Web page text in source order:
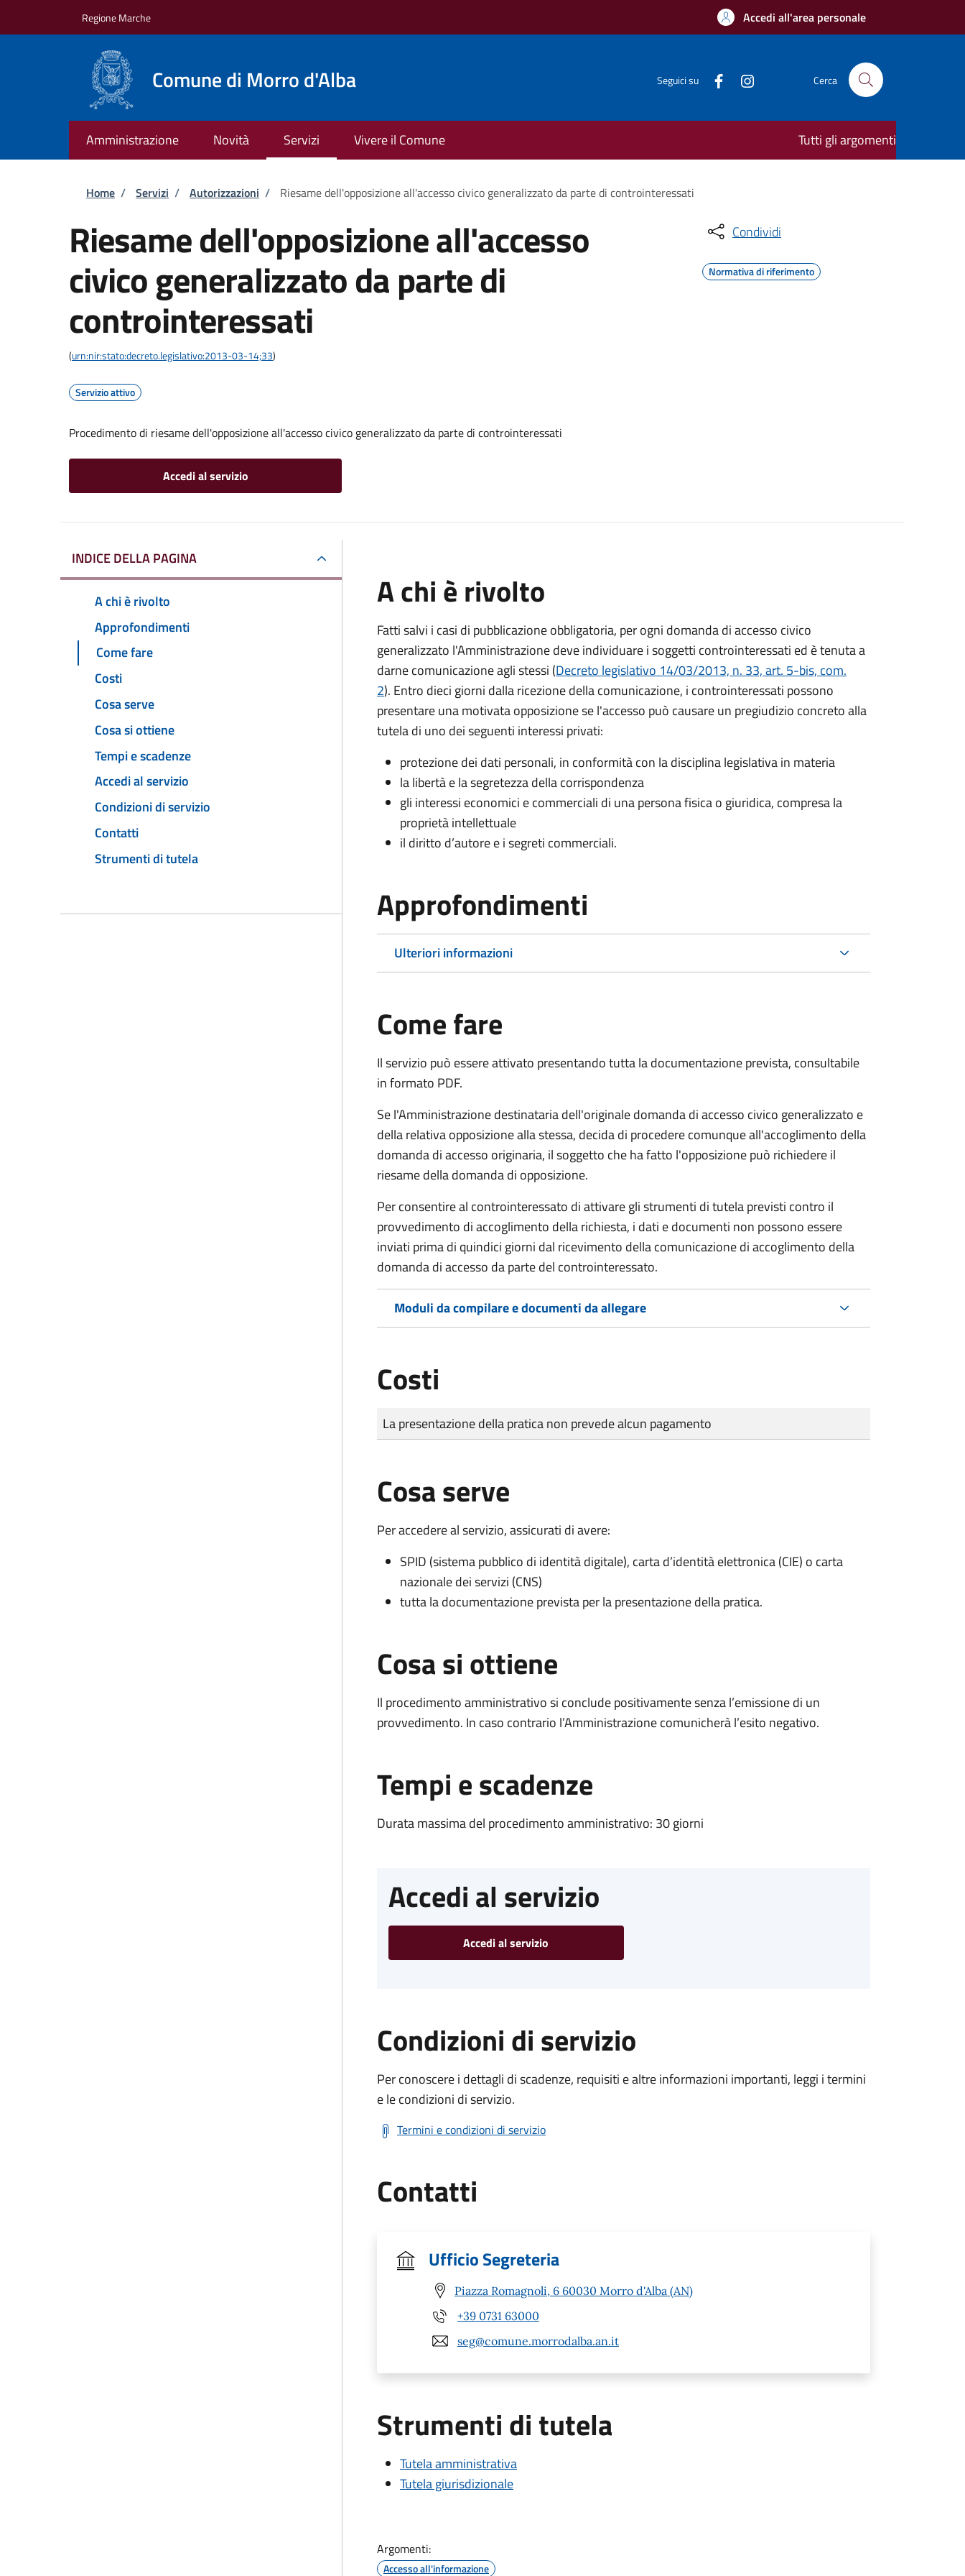
Regione Marche Accedi all'area personale
Comune di Morro d'Alba Seguici su Cerca
Amministrazione Novità Servizi Vivere il Comune Tutti gli argomenti
Briciole di pane
Home / Servizi / Autorizzazioni / Riesame dell'opposizione all'accesso civico generalizzato da parte di controinteressati
Riesame dell'opposizione all'accesso
civico generalizzato da parte di
controinteressati
(urn:nir:stato:decreto.legislativo:2013-03-14;33)
Servizio attivo
Procedimento di riesame dell'opposizione all'accesso civico generalizzato da parte di controinteressati
Accedi al servizio
Condividi
Normativa di riferimento
INDICE DELLA PAGINA
A chi è rivolto
Approfondimenti
Come fare
Costi
Cosa serve
Cosa si ottiene
Tempi e scadenze
Accedi al servizio
Condizioni di servizio
Contatti
Strumenti di tutela
A chi è rivolto
Fatti salvi i casi di pubblicazione obbligatoria, per ogni domanda di accesso civico
generalizzato l'Amministrazione deve individuare i soggetti controinteressati ed è tenuta a
darne comunicazione agli stessi (Decreto legislativo 14/03/2013, n. 33, art. 5-bis, com.
2). Entro dieci giorni dalla ricezione della comunicazione, i controinteressati possono
presentare una motivata opposizione se l'accesso può causare un pregiudizio concreto alla
tutela di uno dei seguenti interessi privati:
protezione dei dati personali, in conformità con la disciplina legislativa in materia
la libertà e la segretezza della corrispondenza
gli interessi economici e commerciali di una persona fisica o giuridica, compresa la
proprietà intellettuale
il diritto d’autore e i segreti commerciali.
Approfondimenti
Ulteriori informazioni
Come fare
Il servizio può essere attivato presentando tutta la documentazione prevista, consultabile
in formato PDF.
Se l'Amministrazione destinataria dell'originale domanda di accesso civico generalizzato e
della relativa opposizione alla stessa, decida di procedere comunque all'accoglimento della
domanda di accesso originaria, il soggetto che ha fatto l'opposizione può richiedere il
riesame della domanda di opposizione.
Per consentire al controinteressato di attivare gli strumenti di tutela previsti contro il
provvedimento di accoglimento della richiesta, i dati e documenti non possono essere
inviati prima di quindici giorni dal ricevimento della comunicazione di accoglimento della
domanda di accesso da parte del controinteressato.
Moduli da compilare e documenti da allegare
Costi
Tipo di pagamento
Importo
La presentazione della pratica non prevede alcun pagamento
Cosa serve
Per accedere al servizio, assicurati di avere:
SPID (sistema pubblico di identità digitale), carta d’identità elettronica (CIE) o carta
nazionale dei servizi (CNS)
tutta la documentazione prevista per la presentazione della pratica.
Cosa si ottiene
Il procedimento amministrativo si conclude positivamente senza l’emissione di un
provvedimento. In caso contrario l’Amministrazione comunicherà l’esito negativo.
Tempi e scadenze
Durata massima del procedimento amministrativo: 30 giorni
Accedi al servizio
Accedi al servizio
Condizioni di servizio
Per conoscere i dettagli di scadenze, requisiti e altre informazioni importanti, leggi i termini
e le condizioni di servizio.
Termini e condizioni di servizio
Contatti
Ufficio Segreteria
Piazza Romagnoli, 6 60030 Morro d'Alba (AN)
+39 0731 63000
seg@comune.morrodalba.an.it
Strumenti di tutela
Tutela amministrativa
Tutela giurisdizionale
Argomenti:
Accesso all'informazione